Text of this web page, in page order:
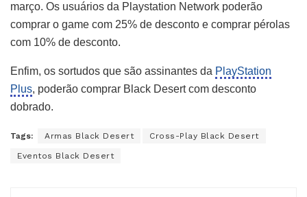
março. Os usuários da Playstation Network poderão
comprar o game com 25% de desconto e comprar pérolas
com 10% de desconto.
Enfim, os sortudos que são assinantes da PlayStation
Plus, poderão comprar Black Desert com desconto
dobrado.
Tags: Armas Black Desert Cross-Play Black Desert
Eventos Black Desert